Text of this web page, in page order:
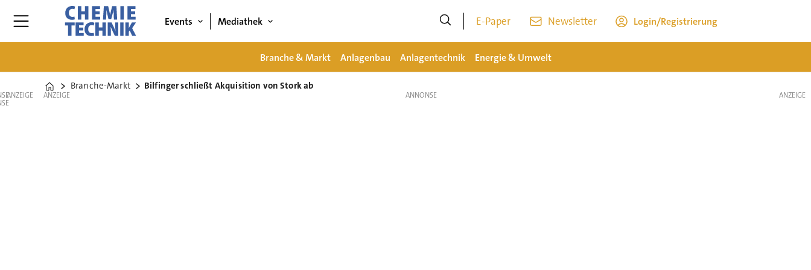
Events Mediathek E-Paper Newsletter Login/Registrierung
Branche & Markt Anlagenbau Anlagentechnik Energie & Umwelt
Home
Branche-Markt Bilfinger schließt Akquisition von Stork ab
ANZEIGE ANZEIGE ANZEIGE